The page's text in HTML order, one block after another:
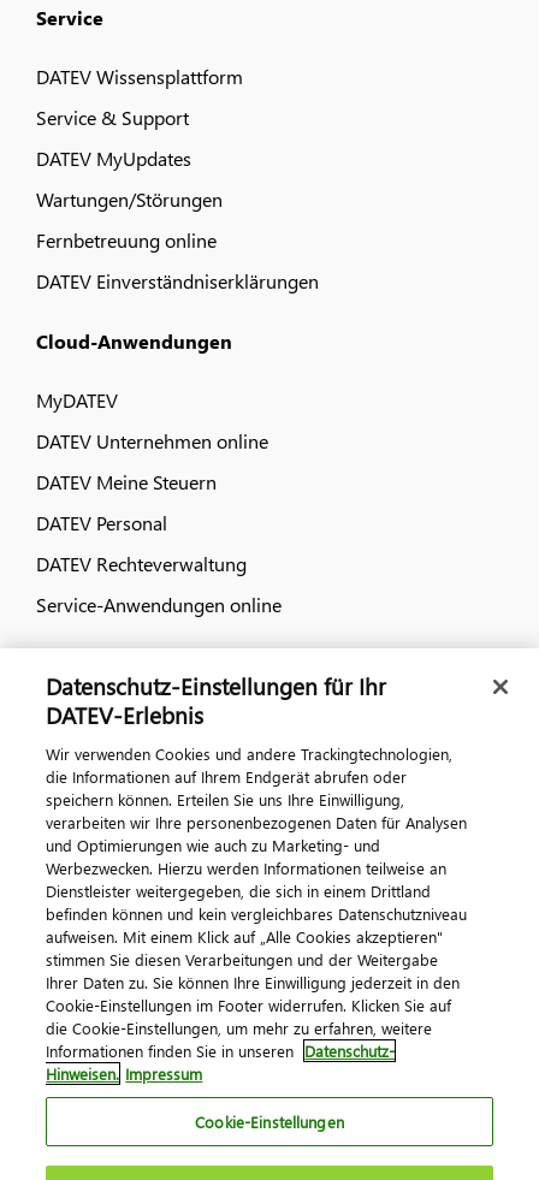
Service
DATEV Wissensplattform
Service & Support
DATEV MyUpdates
Wartungen/Störungen
Fernbetreuung online
DATEV Einverständniserklärungen
Cloud-Anwendungen
MyDATEV
DATEV Unternehmen online
DATEV Meine Steuern
DATEV Personal
DATEV Rechteverwaltung
Service-Anwendungen online
Veranstaltungen
DATEV magazin
DATEV-Community
DATEV-Newsletter
DATEV Ratgeber
Kontaktieren Sie uns
Datenschutz-Einstellungen für Ihr
DATEV-Erlebnis
Wir verwenden Cookies und andere Trackingtechnologien,
die Informationen auf Ihrem Endgerät abrufen oder
speichern können. Erteilen Sie uns Ihre Einwilligung,
verarbeiten wir Ihre personenbezogenen Daten für Analysen
und Optimierungen wie auch zu Marketing- und
Werbezwecken. Hierzu werden Informationen teilweise an
Dienstleister weitergegeben, die sich in einem Drittland
befinden können und kein vergleichbares Datenschutzniveau
aufweisen. Mit einem Klick auf „Alle Cookies akzeptieren"
stimmen Sie diesen Verarbeitungen und der Weitergabe
Ihrer Daten zu. Sie können Ihre Einwilligung jederzeit in den
Cookie-Einstellungen im Footer widerrufen. Klicken Sie auf
die Cookie-Einstellungen, um mehr zu erfahren, weitere
Informationen finden Sie in unseren Datenschutz-
Hinweisen. Impressum
Cookie-Einstellungen